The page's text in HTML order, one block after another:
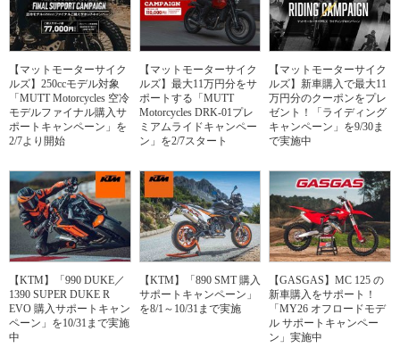
【マットモーターサイク
ルズ】250ccモデル対象
「MUTT Motorcycles 空冷
モデルファイナル購入サ
ポートキャンペーン」を
2/7より開始
【マットモーターサイク
ルズ】最大11万円分をサ
ポートする「MUTT
Motorcycles DRK-01プレ
ミアムライドキャンペー
ン」を2/7スタート
【マットモーターサイク
ルズ】新車購入で最大11
万円分のクーポンをプレ
ゼント！「ライディング
キャンペーン」を9/30ま
で実施中
【KTM】「990 DUKE／
1390 SUPER DUKE R
EVO 購入サポートキャン
ペーン」を10/31まで実施
中
【KTM】「890 SMT 購入
サポートキャンペーン」
を8/1～10/31まで実施
【GASGAS】MC 125 の
新車購入をサポート！
「MY26 オフロードモデ
ル サポートキャンペー
ン」実施中